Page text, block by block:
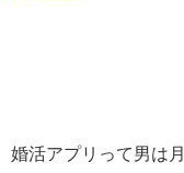
婚活アプリって男は